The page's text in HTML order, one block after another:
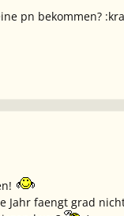
pn bekommen?
Jahr faengt grad